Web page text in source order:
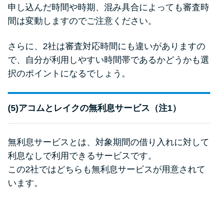
申し込んだ時間や時期、混み具合によっても審査時
間は変動しますのでご注意ください。
さらに、2社は審査対応時間にも違いがありますの
で、自分が利用しやすい時間帯であるかどうかも選
択のポイントになるでしょう。
(5)アコムとレイクの無利息サービス（注1）
無利息サービスとは、対象期間の借り入れに対して
利息なしで利用できるサービスです。
この2社ではどちらも無利息サービスが用意されて
います。